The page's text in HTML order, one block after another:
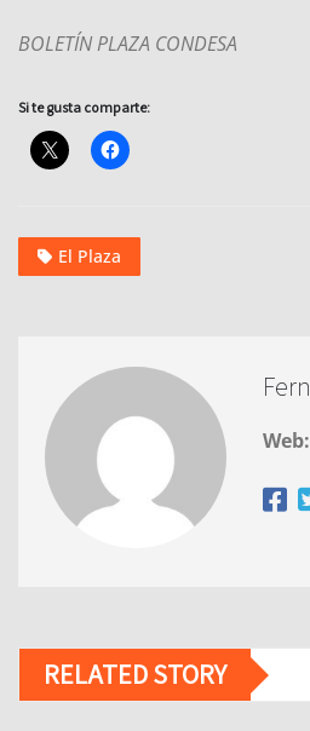
BOLETÍN PLAZA CONDESA
Si te gusta comparte:
El Plaza
Web:
RELATED STORY